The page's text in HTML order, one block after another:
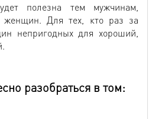
полезна тем мужчинам,
женщин. Для тех, кто раз за
непригодных для хороший,
разобраться в том: